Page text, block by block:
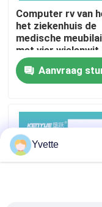
Kwaliteitscontrole
Neem contact
Nieuws
Gevallen
het bed van de
Computer rv van
het ziekenhuis de
medische
met vier wielenwit
Aanvraag
Yvette